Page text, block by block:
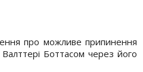
про можливе припинення
Валттері Боттасом через його